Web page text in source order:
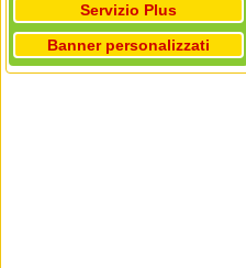
Servizio Plus
Banner personalizzati